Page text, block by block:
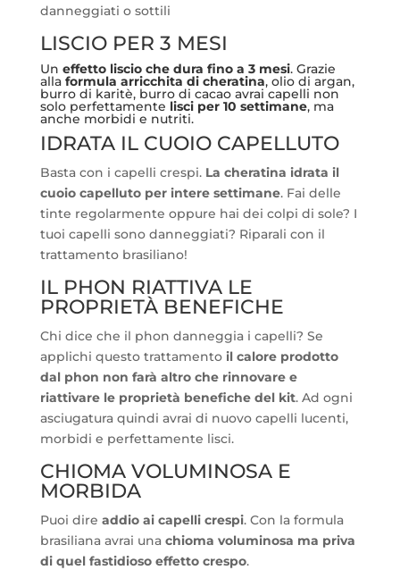
danneggiati o sottili
LISCIO PER 3 MESI
Un effetto liscio che dura fino a 3 mesi. Grazie
alla formula arricchita di cheratina, olio di argan,
burro di karitè, burro di cacao avrai capelli non
solo perfettamente lisci per 10 settimane, ma
anche morbidi e nutriti.
IDRATA IL CUOIO CAPELLUTO
Basta con i capelli crespi. La cheratina idrata il
cuoio capelluto per intere settimane. Fai delle
tinte regolarmente oppure hai dei colpi di sole? I
tuoi capelli sono danneggiati? Riparali con il
trattamento brasiliano!
IL PHON RIATTIVA LE
PROPRIETÀ BENEFICHE
Chi dice che il phon danneggia i capelli? Se
applichi questo trattamento il calore prodotto
dal phon non farà altro che rinnovare e
riattivare le proprietà benefiche del kit. Ad ogni
asciugatura quindi avrai di nuovo capelli lucenti,
morbidi e perfettamente lisci.
CHIOMA VOLUMINOSA E
MORBIDA
Puoi dire addio ai capelli crespi. Con la formula
brasiliana avrai unachioma voluminosa ma priva
di quel fastidioso effetto crespo.